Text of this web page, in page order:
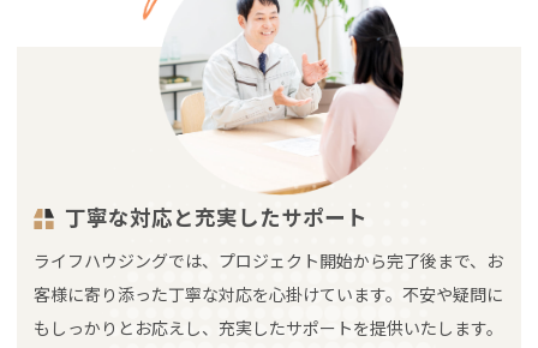
丁寧な対応と充実したサポート
ライフハウジングでは、プロジェクト開始から完了後まで、お
客様に寄り添った丁寧な対応を心掛けています。不安や疑問に
もしっかりとお応えし、充実したサポートを提供いたします。